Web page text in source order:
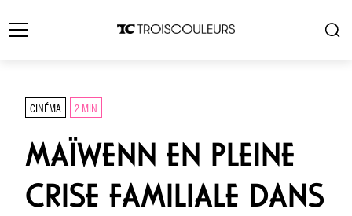
CINÉMA 2 MIN
MAÏWENN EN PLEINE
CRISE FAMILIALE DANS